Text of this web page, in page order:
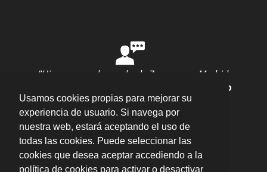
Usamos cookies propias para mejorar su
experiencia de usuario. Si navega por
nuestra web, estará aceptando el uso de
todas las cookies. Puede seleccionar las
cookies que desea aceptar accediendo a la
política de cookies para activar o desactivar
"Hice una mudanza desde Zaragoza a Madrid
Ana Rubio
valoración 10/10
Enviar opinión